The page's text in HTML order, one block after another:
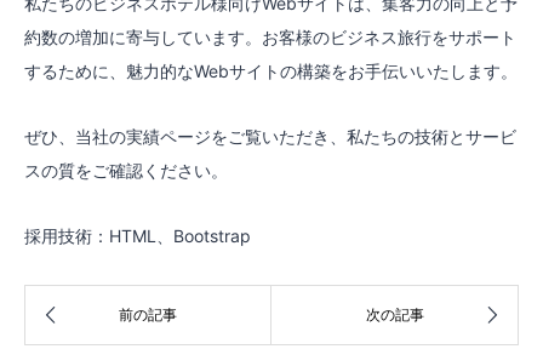
約数の増加に寄与しています。お客様のビジネス旅行をサポート
するために、魅力的なWebサイトの構築をお手伝いいたします。
ぜひ、当社の実績ページをご覧いただき、私たちの技術とサービ
スの質をご確認ください。
採用技術：HTML、Bootstrap